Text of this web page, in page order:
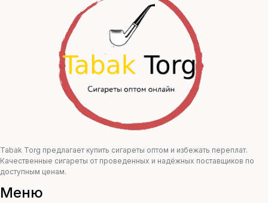
составляла
1700,00 ₽.
935,00 ₽.
Tabak Torg предлагает купить сигареты оптом и избежать переплат.
Качественные сигареты от проведенных и надёжных поставщиков по
доступным ценам.
Меню